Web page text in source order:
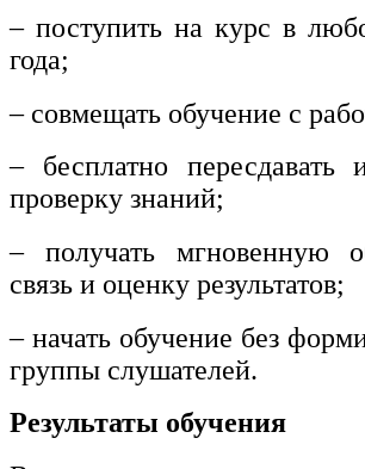
Управление в технических
системах
Ветеринария и зоотехника
аккредитации
Дополнительные Услуги
– поступить на курс в
года;
– совмещать обучение с
– бесплатно пересдавать
проверку знаний;
– получать мгновенную
связь и оценку результатов;
– начать обучение без
группы слушателей.
Результаты обучения